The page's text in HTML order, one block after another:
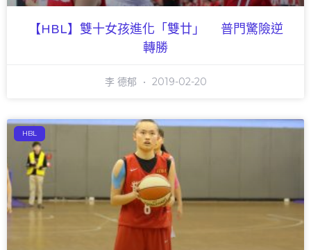
【HBL】雙十女孩進化「雙廿」 普門驚險逆
轉勝
李 德郁 2019-02-20
HBL